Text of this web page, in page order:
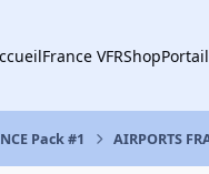
France VFRShopPortail
Pack #1 AIRPORTS